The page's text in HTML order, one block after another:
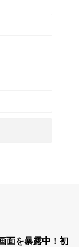
面を暴露中！初